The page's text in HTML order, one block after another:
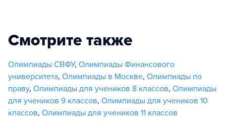
Смотрите также
Олимпиады СВФУ, Олимпиады Финансового
университета, Олимпиады в Москве, Олимпиады по
праву, Олимпиады для учеников 8 классов, Олимпиады
для учеников 9 классов, Олимпиады для учеников 10
классов, Олимпиады для учеников 11 классов